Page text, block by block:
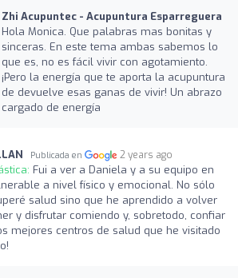
Zhi Acupuntec - Acupuntura Esparreguera
Hola Monica. Que palabras mas bonitas y
sinceras. En este tema ambas sabemos lo
que es, no es fácil vivir con agotamiento.
¡Pero la energía que te aporta la acupuntura
de devuelve esas ganas de vivir! Un abrazo
cargado de energía
Publicada en 2 years ago
Fui a ver a Daniela y a su equipo en
a nivel físico y emocional. No sólo
salud sino que he aprendido a volver
y disfrutar comiendo y, sobretodo, confiar
mejores centros de salud que he visitado